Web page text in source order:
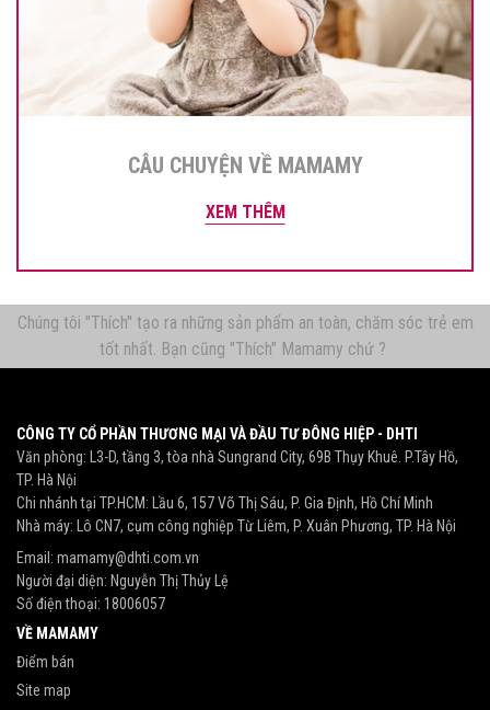
CÂU CHUYỆN VỀ MAMAMY
XEM THÊM
Chúng tôi "Thích" tạo ra những sản phẩm an toàn, chăm sóc trẻ em
tốt nhất. Bạn cũng "Thích" Mamamy chứ ?
CÔNG TY CỔ PHẦN THƯƠNG MẠI VÀ ĐẦU TƯ ĐÔNG HIỆP - DHTI
Văn phòng: L3-D, tầng 3, tòa nhà Sungrand City, 69B Thụy Khuê. P.Tây Hồ,
TP. Hà Nội
Chi nhánh tại TP.HCM: Lầu 6, 157 Võ Thị Sáu, P. Gia Định, Hồ Chí Minh
Nhà máy: Lô CN7, cụm công nghiệp Từ Liêm, P. Xuân Phương, TP. Hà Nội
Email: mamamy@dhti.com.vn
Người đại diện: Nguyễn Thị Thủy Lệ
Số điện thoại: 18006057
VỀ MAMAMY
Điểm bán
Site map